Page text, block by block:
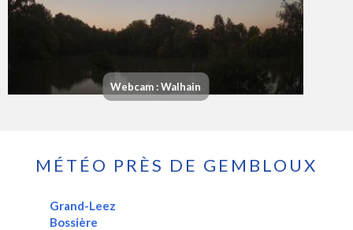
Webcam : Walhain
MÉTÉO PRÈS DE GEMBLOUX
Grand-Leez
Bossière